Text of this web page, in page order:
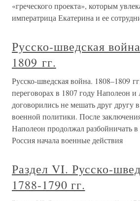
«греческого проекта», которым
императрица Екатерина и ее
Русско-шведская
1809 гг.
Русско-шведская война. 1808–1809
переговорах в 1807 году Наполеон
договорились не мешать друг другу
военной политики. После
Наполеон продолжал разбойничать
Россия начала военные действия
Раздел VI. Русско-
1788-1790 гг.